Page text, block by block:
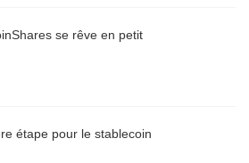
se rêve en petit
étape pour le stablecoin